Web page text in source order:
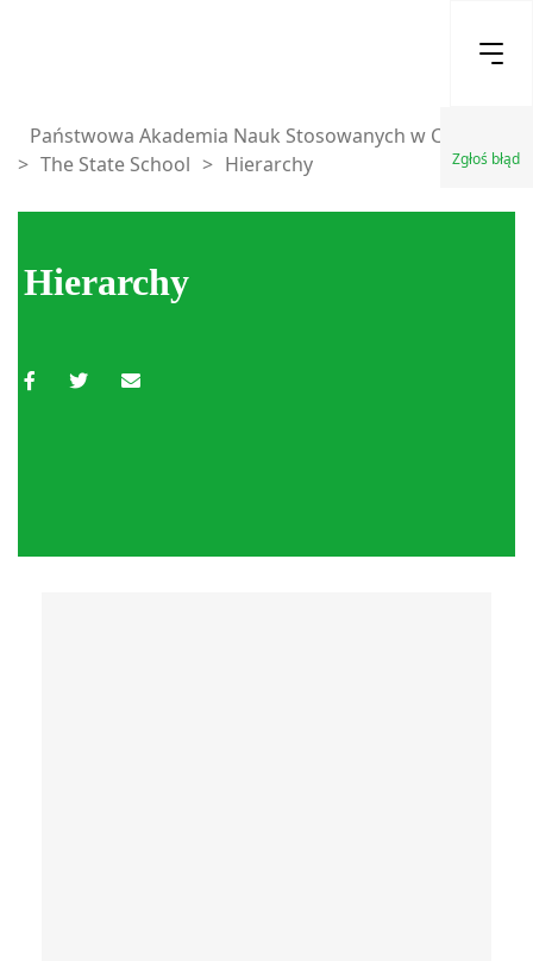
Zgłoś błąd
Państwowa Akademia Nauk Stosowanych w Chełmie
> The State School > Hierarchy
Hierarchy